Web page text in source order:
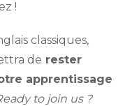
!
classiques,
de rester
apprentissage
to join us ?